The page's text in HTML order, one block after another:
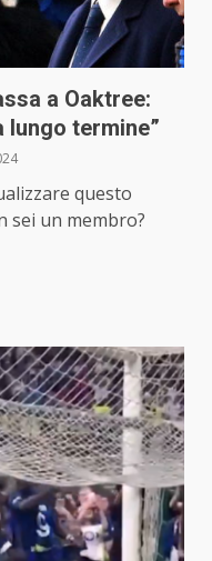
a Oaktree:
lungo termine”
questo
sei un membro?